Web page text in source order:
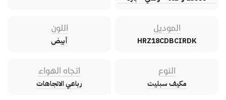
الموديل
HRZ18CDBCIRDK
اللون
أبيض
النوع
مكيف سبليت
اتجاه الهواء
رباعي الاتجاهات